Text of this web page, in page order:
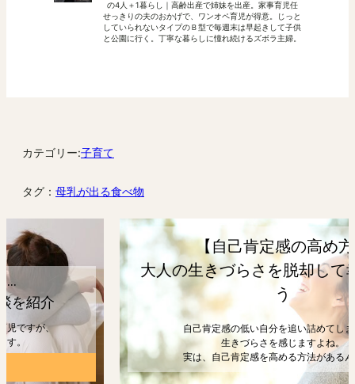
の4人＋1暮らし｜高齢出産で姉妹を出産。家事育児任
せっきりの夫のおかげで、ワンオペ育児が得意。じっと
していられないタイプのＢ型で毎週末は早起きして子供
と公園に行く。丁寧な暮らしに憧れ続けるズボラ主婦。
カテゴリー:子育て
タグ： 母乳が出る食べ物
【自己肯定感の高め方】
大人の生きづらさを脱却して幸せになろ
う
自己肯定感の低い自分を追い詰めてしまうと、
生きづらさを感じますよね。
実は、自己肯定感を高める方法があるんです。